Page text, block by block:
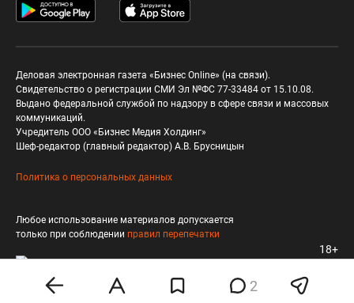
2
Деловая электронная газета «Бизнес Online» (на связи).
Свидетельство о регистрации СМИ Эл №ФС 77-33484 от 15.10.08.
Выдано федеральной службой по надзору в сфере связи и массовых
коммуникаций.
Учредитель ООО «Бизнес Медия Холдинг»
Шеф-редактор (главный редактор) А.В. Брусницын
Политика о персональных данных
Любое использование материалов допускается
только при соблюдении правил перепечатки
18+